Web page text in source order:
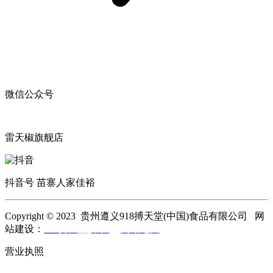
微信公众号
雷天椒旗舰店
抖音号 苗寨人家佳裕
Copyright © 2023 贵州遵义918搏天堂(中国)食品有限公司 网
站建设：
营业执照